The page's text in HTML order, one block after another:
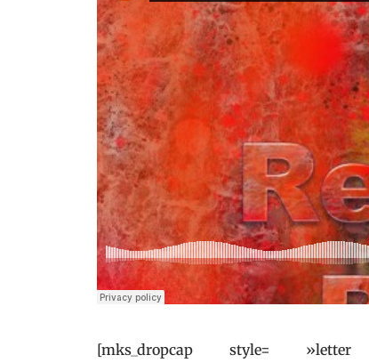
[mks_dropcap style=